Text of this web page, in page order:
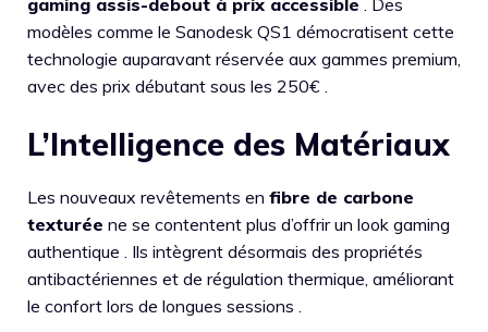
gaming assis-debout à prix accessible . Des
modèles comme le Sanodesk QS1 démocratisent cette
technologie auparavant réservée aux gammes premium,
avec des prix débutant sous les 250€ .
L’Intelligence des Matériaux
Les nouveaux revêtements en fibre de carbone
texturée ne se contentent plus d’offrir un look gaming
authentique . Ils intègrent désormais des propriétés
antibactériennes et de régulation thermique, améliorant
le confort lors de longues sessions .